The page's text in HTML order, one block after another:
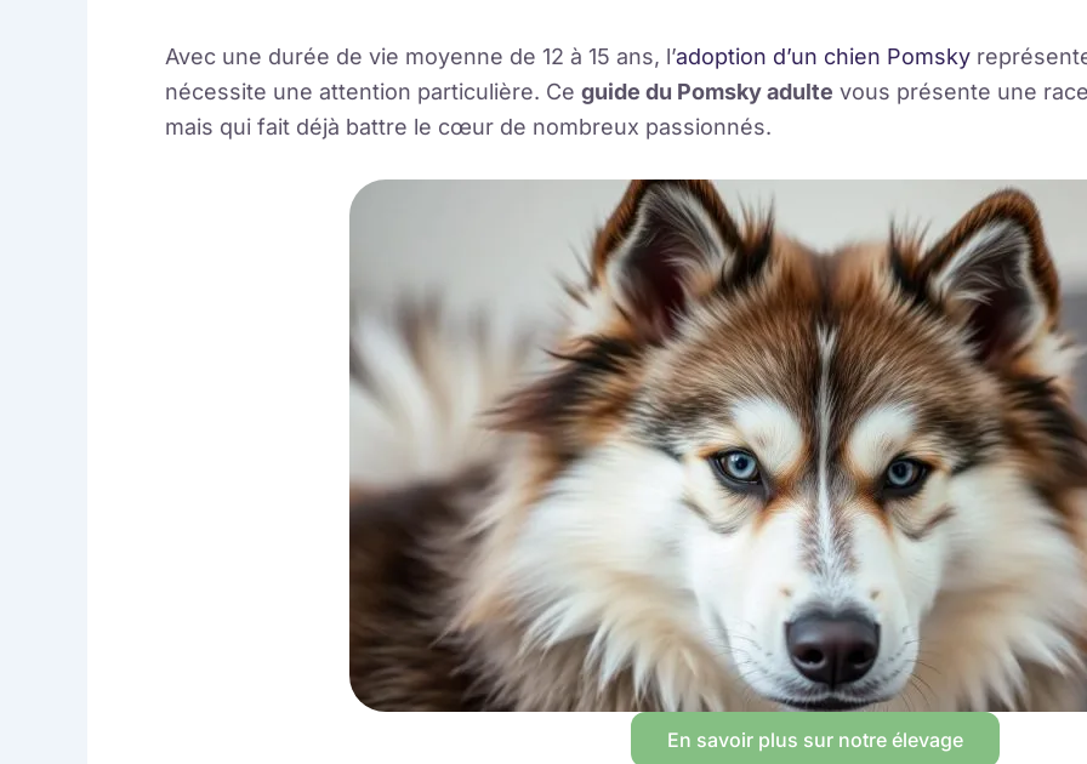
Avec une durée de vie moyenne de 12 à 15 ans, l’adoption d’un chien Pomsky
nécessite une attention particulière. Ce guide du Pomsky adulte vous présente une
mais qui fait déjà battre le cœur de nombreux passionnés.
En savoir plus sur notre élevage